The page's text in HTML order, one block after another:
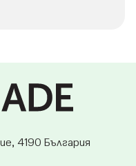
4190 България